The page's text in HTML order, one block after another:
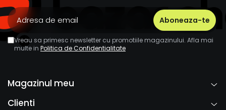
Vreau sa primesc newsletter cu promotiile magazinului. Afla mai
multe in Politica de Confidentialitate
Magazinul meu
Clienti